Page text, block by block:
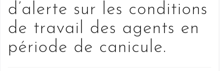
d’alerte sur les conditions
de travail des agents en
période de canicule.